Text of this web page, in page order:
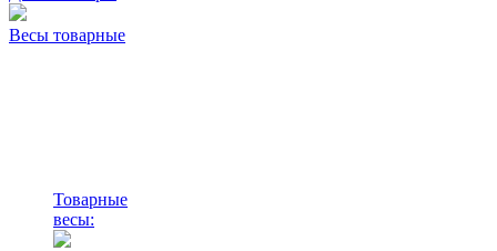
Весы товарные
Товарные
весы: